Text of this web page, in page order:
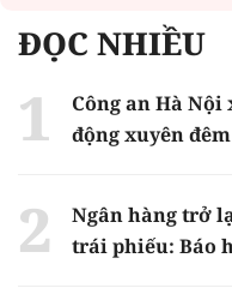
ĐỌC NHIỀU
Công an Hà
động xuyên đêm
Ngân hàng trở
trái phiếu: Báo